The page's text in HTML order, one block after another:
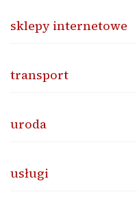
sklepy internetowe
transport
uroda
usługi